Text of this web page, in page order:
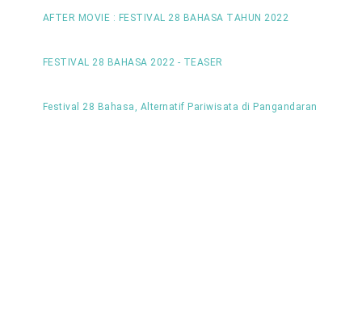
AFTER MOVIE : FESTIVAL 28 BAHASA TAHUN 2022
FESTIVAL 28 BAHASA 2022 - TEASER
Festival 28 Bahasa, Alternatif Pariwisata di Pangandaran